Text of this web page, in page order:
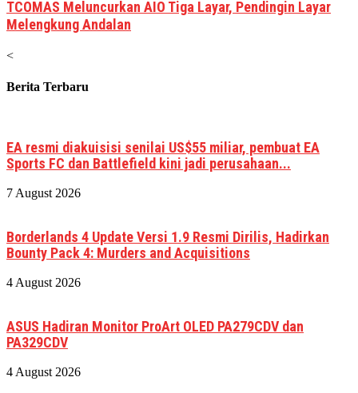
TCOMAS Meluncurkan AIO Tiga Layar, Pendingin Layar
Melengkung Andalan
<
Berita Terbaru
EA resmi diakuisisi senilai US$55 miliar, pembuat EA
Sports FC dan Battlefield kini jadi perusahaan...
7 August 2026
Borderlands 4 Update Versi 1.9 Resmi Dirilis, Hadirkan
Bounty Pack 4: Murders and Acquisitions
4 August 2026
ASUS Hadiran Monitor ProArt OLED PA279CDV dan
PA329CDV
4 August 2026